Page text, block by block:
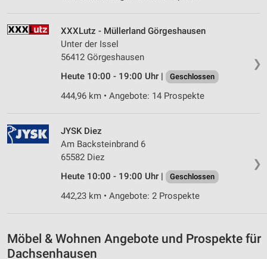
❯
XXXLutz - Müllerland Görgeshausen
Unter der Issel
56412 Görgeshausen
Heute 10:00 - 19:00 Uhr |
Geschlossen
444,96 km • Angebote: 14 Prospekte
❯
JYSK Diez
Am Backsteinbrand 6
65582 Diez
Heute 10:00 - 19:00 Uhr |
Geschlossen
442,23 km • Angebote: 2 Prospekte
Möbel & Wohnen Angebote und Prospekte für
Dachsenhausen